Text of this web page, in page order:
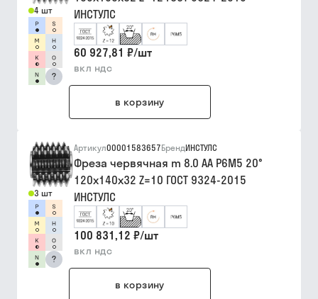
4 шт
?
ИНСТУЛС
60 927,81 ₽/шт
вкл ндс
в корзину
3 шт
?
Артикул00001583657БрендИНСТУЛС
Фреза червячная m 8.0 АА Р6М5 20°
120х140х32 Z=10 ГОСТ 9324-2015
ИНСТУЛС
100 831,12 ₽/шт
вкл ндс
в корзину